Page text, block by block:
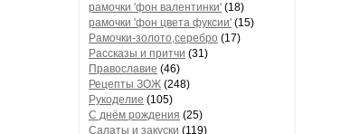
рамочки 'фон валентинки' (18)
рамочки 'фон цвета фуксии' (15)
Рамочки-золото,серебро (17)
Рассказы и притчи (31)
Православие (46)
Рецепты ЗОЖ (248)
Рукоделие (105)
С днём рождения (25)
Салаты и закуски (119)